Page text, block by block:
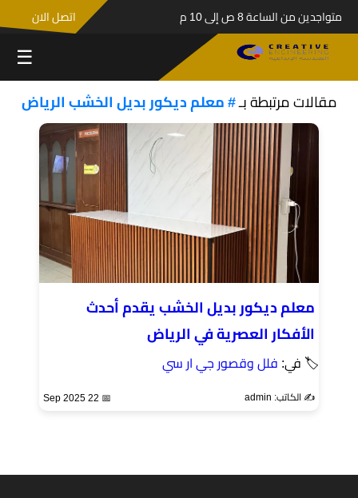
متواجدين من الساعة 8 ص إلى 10 م اتصل الان
☰
مقالات مرتبطة بـ# معلم ديكور بديل الخشب الرياض
معلم ديكور بديل الخشب يقدم أحدث
الأفكار العصرية في الرياض
🏷 في: فلل وقصور جي ار سي
✍️ الكاتب: admin 📅 22 Sep 2025